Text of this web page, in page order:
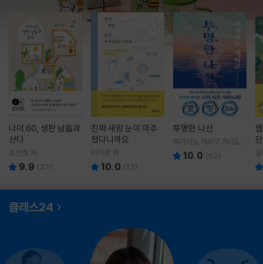
나이 60, 생판 남들과
산다
조선희 저
9.9 ( 27)
진짜 새랑 눈이 마주
쳤다니까요
이이은 저
10.0 (12)
투명한 나선
히가시노 게이고 저/김선
영 역10.0 (62)
클래스24